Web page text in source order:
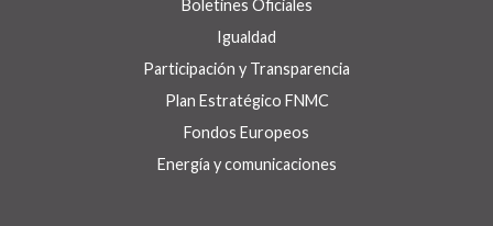
Boletines Oficiales
Igualdad
Participación y Transparencia
Plan Estratégico FNMC
Fondos Europeos
Energía y comunicaciones